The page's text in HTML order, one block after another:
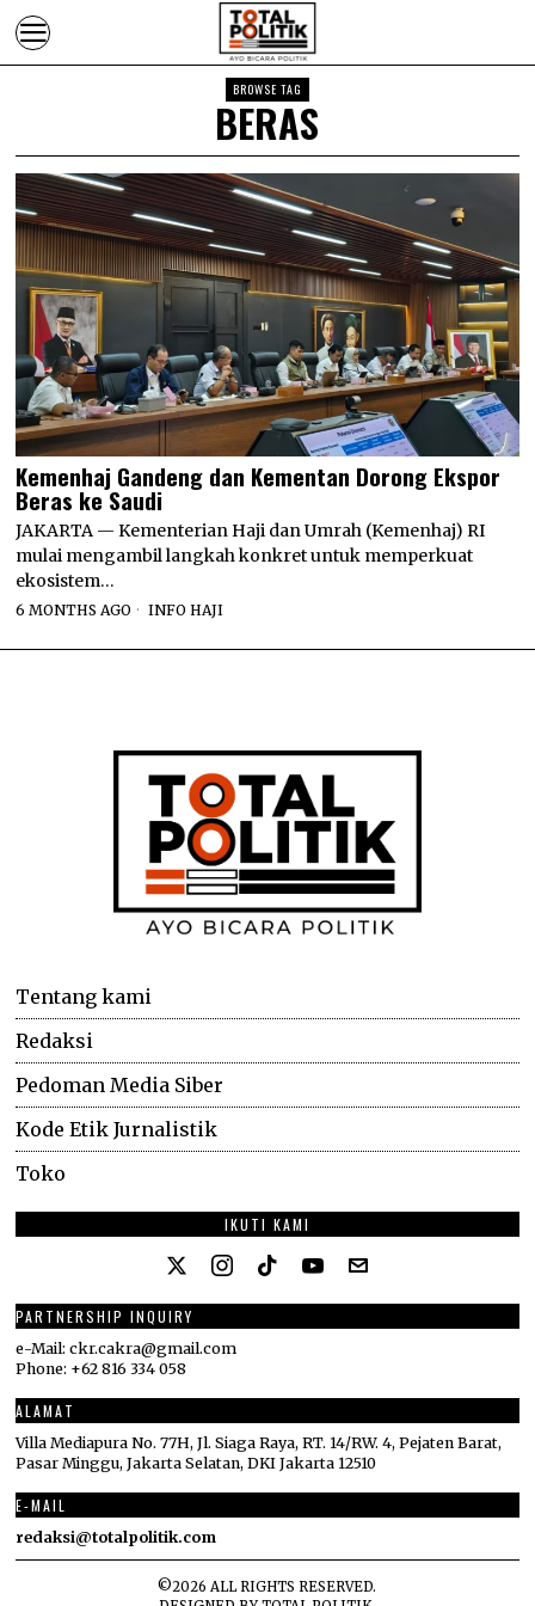
BROWSE TAG
BERAS
Kemenhaj Gandeng dan Kementan Dorong Ekspor
Beras ke Saudi
JAKARTA — Kementerian Haji dan Umrah (Kemenhaj) RI
mulai mengambil langkah konkret untuk memperkuat
ekosistem…
6 MONTHS AGO INFO HAJI
Tentang kami
Redaksi
Pedoman Media Siber
Kode Etik Jurnalistik
Toko
IKUTI KAMI
PARTNERSHIP INQUIRY
e-Mail: ckr.cakra@gmail.com
Phone: +62 816 334 058
ALAMAT
Villa Mediapura No. 77H, Jl. Siaga Raya, RT. 14/RW. 4, Pejaten Barat,
Pasar Minggu, Jakarta Selatan, DKI Jakarta 12510
E-MAIL
redaksi@totalpolitik.com
©2026 ALL RIGHTS RESERVED.